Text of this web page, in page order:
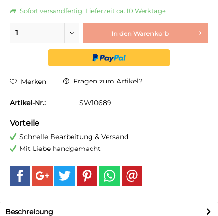
Sofort versandfertig, Lieferzeit ca. 10 Werktage
In den Warenkorb
Merken Fragen zum Artikel?
Artikel-Nr.: SW10689
Vorteile
Schnelle Bearbeitung & Versand
Mit Liebe handgemacht
Beschreibung